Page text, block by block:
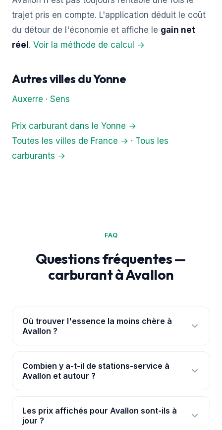
trajet pris en compte. L'application déduit le coût
du détour de l'économie et affiche le gain net
réel . Voir la méthode de calcul →
Autres villes du Yonne
Auxerre · Sens
Prix carburant dans le Yonne →
Toutes les villes de France → · Tous les
carburants →
FAQ
Questions fréquentes —
carburant à Avallon
Où trouver l'essence la moins chère à
Avallon ?
géolocalise à Avallon et classe les 5 stations par
prix réel, avec les ruptures signalées. Les prix
Combien y a-t-il de stations-service à
Avallon et autour ?
environs immédiats, avec leurs prix mis à jour en
continu pour chaque carburant.
Les prix affichés pour Avallon sont-ils à
jour ?